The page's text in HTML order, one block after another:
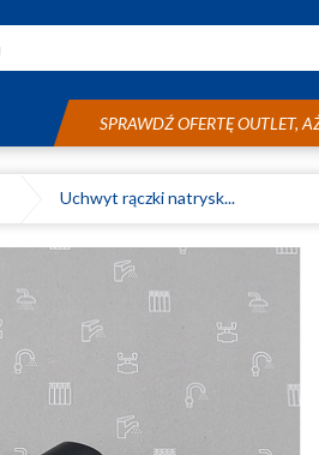
SPRAWDŹ OFERTĘ OUTLET,
Uchwyt rączki natrysk...